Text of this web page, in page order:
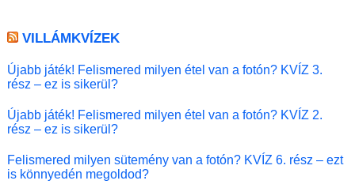
VILLÁMKVÍZEK
Újabb játék! Felismered milyen étel van a fotón? KVÍZ 3.
rész – ez is sikerül?
Újabb játék! Felismered milyen étel van a fotón? KVÍZ 2.
rész – ez is sikerül?
Felismered milyen sütemény van a fotón? KVÍZ 6. rész – ezt
is könnyedén megoldod?